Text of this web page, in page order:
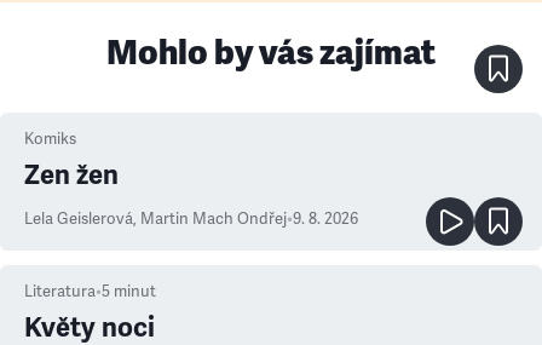
Mohlo by vás zajímat
Komiks
Zen žen
Lela Geislerová, Martin Mach Ondřej•9. 8. 2026
Literatura•5 minut
Květy noci